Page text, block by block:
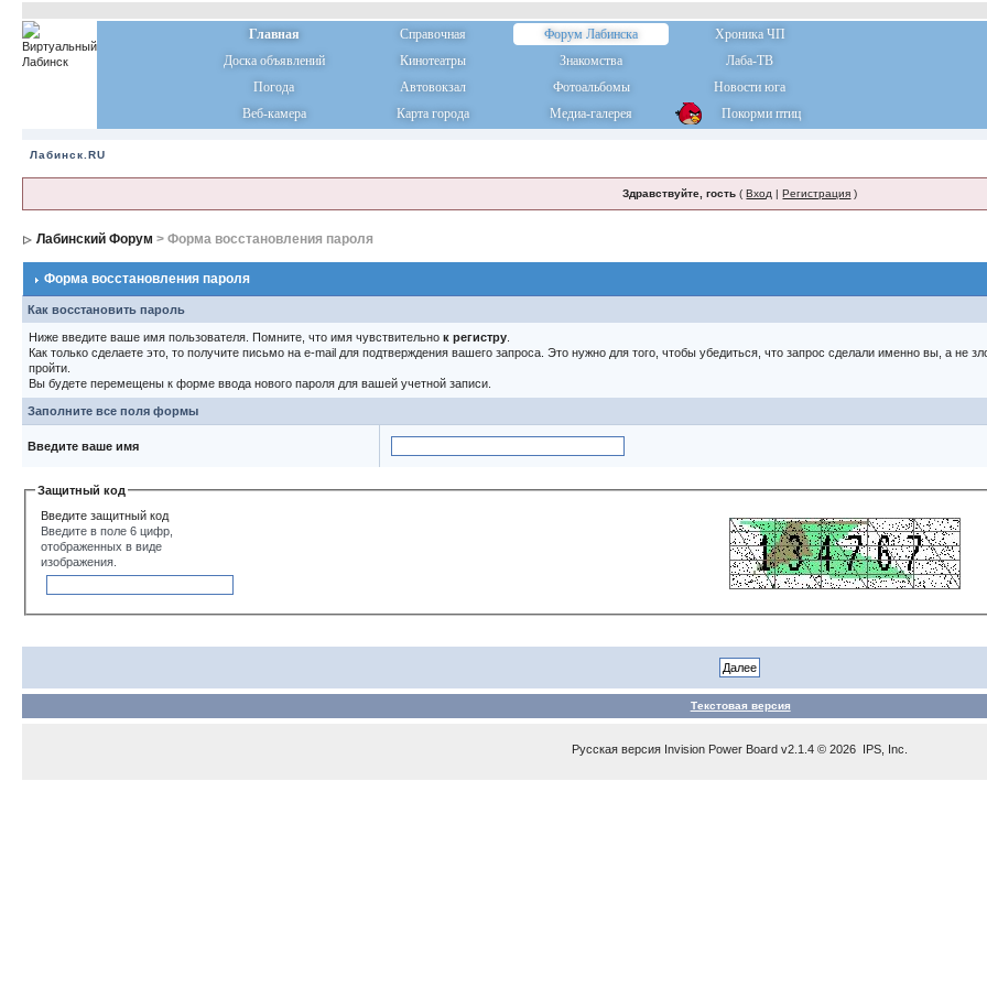
Главная Справочная Форум Лабинска
Хроника ЧП
Доска объявлений
Кинотеатры Знакомства
Лаба-ТВ
Погода
Автовокзал Фотоальбомы
Новости юга
Веб-камера
Карта города Медиа-галерея Покорми птиц
Лабинск.RU
Здравствуйте, гость (Вход |Регистрация )
Лабинский Форум > Форма восстановления пароля
Форма восстановления пароля
Как восстановить пароль
Ниже введите ваше имя пользователя. Помните, что имя чувствительнок регистру
Как только сделаете это, то получите письмо на e-mail для подтверждения вашего запроса. Это нужно для того, чтобы убедиться, что запрос сделали именно вы, а
пройти.
Вы будете перемещены к форме ввода нового пароля для вашей учетной записи.
Заполните все поля формы
Введите ваше имя
Защитный код
Введите защитный код
Введите в поле 6 цифр,
отображенных в виде
изображения.
Текстовая версия
Русская версия Invision Power Board v2.1.4 © 2026 IPS, Inc.